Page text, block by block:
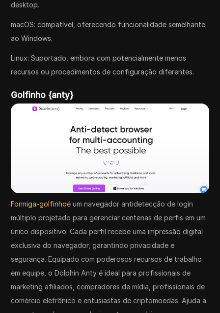
desktop.
macOS: compatível, oferecendo funcionalidade semelhante
ao Windows.
Linux: Suportado, embora com potencialmente menos
recursos ou procedimentos de configuração diferentes.
Golfinho {anty}
Formiga-golfinhoé um navegador antidetecção de login
múltiplo projetado para gerenciar centenas de perfis em um
único dispositivo. Cada perfil recebe uma impressão digital
exclusiva do navegador, garantindo privacidade e
segurança. Equipado com poderosos recursos de trabalho
em equipe, o Dolphin Anty é ideal para profissionais de
marketing afiliados, compradores de mídia, profissionais de
comércio eletrônico e entusiastas de criptomoedas. Ajuda a